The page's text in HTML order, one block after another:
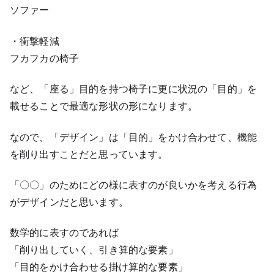
ソファー
・衝撃軽減
フカフカの椅子
など、「座る」目的を持つ椅子に更に状況の「目的」を
載せることで最適な形状の形になります。
なので、「デザイン」は「目的」をかけ合わせて、機能
を削り出すことだと思っています。
「〇〇」のためにどの様に表すのが良いかを考える行為
がデザインだと思います。
数学的に表すのであれば
「削り出していく、引き算的な要素」
「目的をかけ合わせる掛け算的な要素」